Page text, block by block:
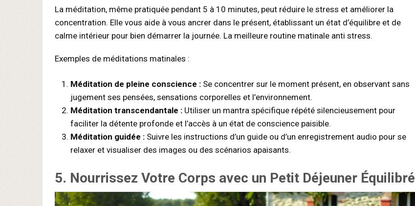
La méditation, même pratiquée pendant 5 à 10 minutes, peut réduire le stress et améliorer la
concentration. Elle vous aide à vous ancrer dans le présent, établissant un état d’équilibre et de
calme intérieur pour bien démarrer la journée. La meilleure routine matinale anti stress.
Exemples de méditations matinales :
Méditation de pleine conscience : Se concentrer sur le moment présent, en observant sans
jugement ses pensées, sensations corporelles et l’environnement.
Méditation transcendantale : Utiliser un mantra spécifique répété silencieusement pour
faciliter la détente profonde et l’accès à un état de conscience paisible.
Méditation guidée : Suivre les instructions d’un guide ou d’un enregistrement audio pour se
relaxer et visualiser des images ou des scénarios apaisants.
5. Nourrissez Votre Corps avec un Petit Déjeuner Équilibré